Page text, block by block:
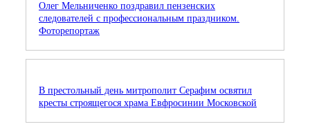
Олег Мельниченко поздравил пензенских
следователей с профессиональным праздником.
Фоторепортаж
В престольный день митрополит Серафим освятил
кресты строящегося храма Евфросинии Московской